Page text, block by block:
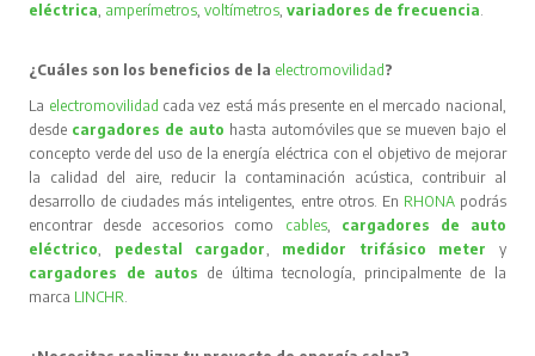
eléctrica, amperímetros,voltímetros,variadores de frecuencia.
¿Cuáles son los beneficios de la electromovilidad ?
La electromovilidad cada vez está más presente en el mercado nacional,
desde cargadores de auto hasta automóviles que se mueven bajo el
concepto verde del uso de la energía eléctrica con el objetivo de mejorar
la calidad del aire, reducir la contaminación acústica, contribuir al
desarrollo de ciudades más inteligentes, entre otros. En RHONA podrás
encontrar desde accesorios como cables, cargadores de auto
eléctrico, pedestal cargador, medidor trifásico meter
y
cargadores de autos de última tecnología, principalmente de la
marca LINCHR.